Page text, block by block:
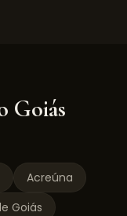
Goiás
Acreúna
Goiás